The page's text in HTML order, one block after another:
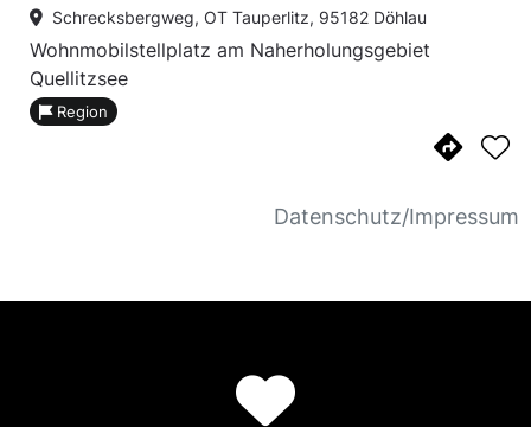
Schrecksbergweg, OT Tauperlitz, 95182 Döhlau
Wohnmobilstellplatz am Naherholungsgebiet
Quellitzsee
Region
Datenschutz/Impressum